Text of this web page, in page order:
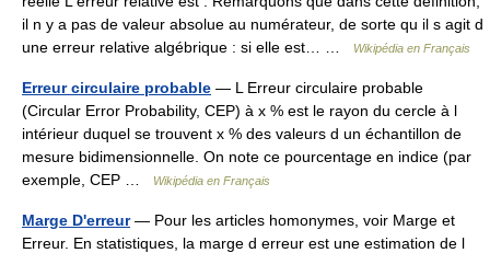
il n y a pas de valeur absolue au numérateur, de sorte qu il s agit d
une erreur relative algébrique : si elle est… …
Wikipédia en Français
Erreur circulaire probable — L Erreur circulaire probable
(Circular Error Probability, CEP) à x % est le rayon du cercle à l
intérieur duquel se trouvent x % des valeurs d un échantillon de
mesure bidimensionnelle. On note ce pourcentage en indice (par
exemple, CEP …
Wikipédia en Français
Marge D'erreur— Pour les articles homonymes, voir Marge et
Erreur. En statistiques, la marge d erreur est une estimation de l